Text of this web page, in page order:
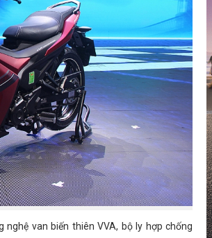
van biến thiên VVA, bộ ly hợp chống